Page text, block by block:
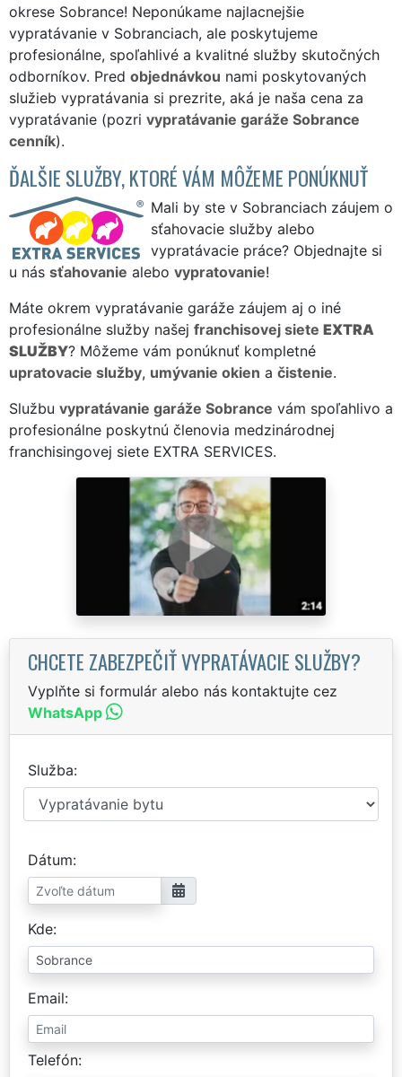
okrese Sobrance! Neponúkame najlacnejšie
vypratávanie v Sobranciach, ale poskytujeme
profesionálne, spoľahlivé a kvalitné služby skutočných
odborníkov. Pred objednávkou nami poskytovaných
služieb vypratávania si prezrite, aká je naša cena za
vypratávanie (pozri vypratávanie garáže Sobrance
cenník).
ĎALŠIE SLUŽBY, KTORÉ VÁM MÔŽEME PONÚKNUŤ
Mali by ste v Sobranciach záujem o
sťahovacie služby alebo
vypratávacie práce? Objednajte si
u nás sťahovanie alebo vypratovanie!
Máte okrem vypratávanie garáže záujem aj o iné
profesionálne služby našej franchisovej siete EXTRA
SLUŽBY? Môžeme vám ponúknuť kompletné
upratovacie služby, umývanie okien a čistenie.
Službu vypratávanie garáže Sobrance vám spoľahlivo a
profesionálne poskytnú členovia medzinárodnej
franchisingovej siete EXTRA SERVICES.
CHCETE ZABEZPEČIŤ VYPRATÁVACIE SLUŽBY?
Vyplňte si formulár alebo nás kontaktujte cez
WhatsApp
Služba
Dátum
Kde
Email
Telefón